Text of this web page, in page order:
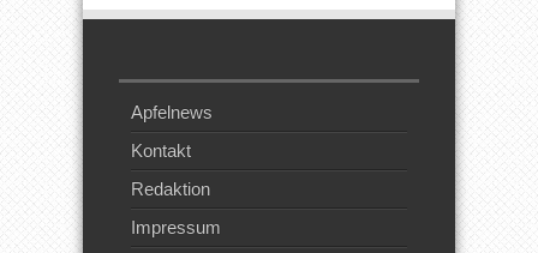
Apfelnews
Kontakt
Redaktion
Impressum